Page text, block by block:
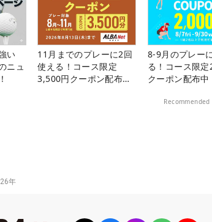
い
ニュ
11月までのプレーに2回
使える！コース限定
3,500円クーポン配布
8-9月のプレー
る！コース限
クーポン配布中
Recommended
年